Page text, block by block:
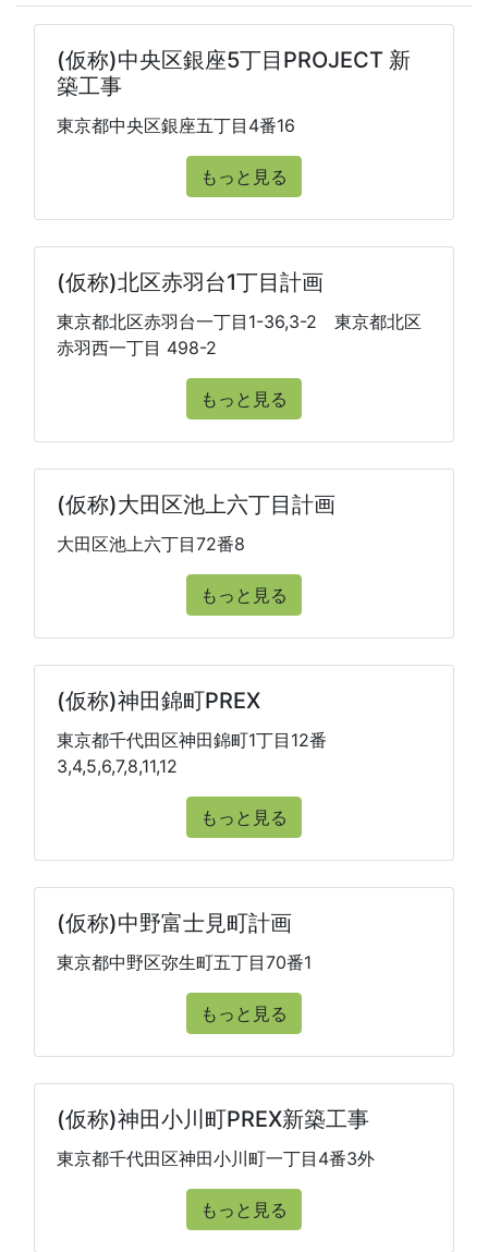
(仮称)中央区銀座5丁目PROJECT 新
築工事
東京都中央区銀座五丁目4番16
もっと見る
(仮称)北区赤羽台1丁目計画
東京都北区赤羽台一丁目1-36,3-2 東京都北区
赤羽西一丁目 498-2
もっと見る
(仮称)大田区池上六丁目計画
大田区池上六丁目72番8
もっと見る
(仮称)神田錦町PREX
東京都千代田区神田錦町1丁目12番
3,4,5,6,7,8,11,12
もっと見る
(仮称)中野富士見町計画
東京都中野区弥生町五丁目70番1
もっと見る
(仮称)神田小川町PREX新築工事
東京都千代田区神田小川町一丁目4番3外
もっと見る